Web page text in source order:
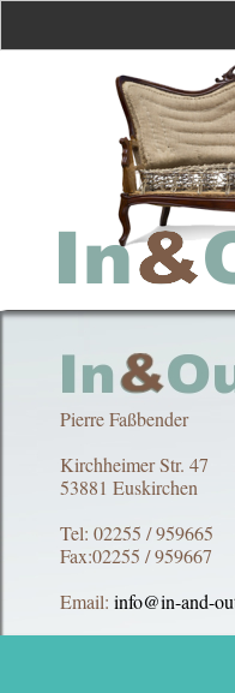
Pierre Faßbender
Kirchheimer Str. 47
53881 Euskirchen
Tel: 02255 / 959665
Fax:02255 / 959667
Email: info@in-and-